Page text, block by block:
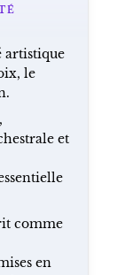
artistique
le
et
comme
en